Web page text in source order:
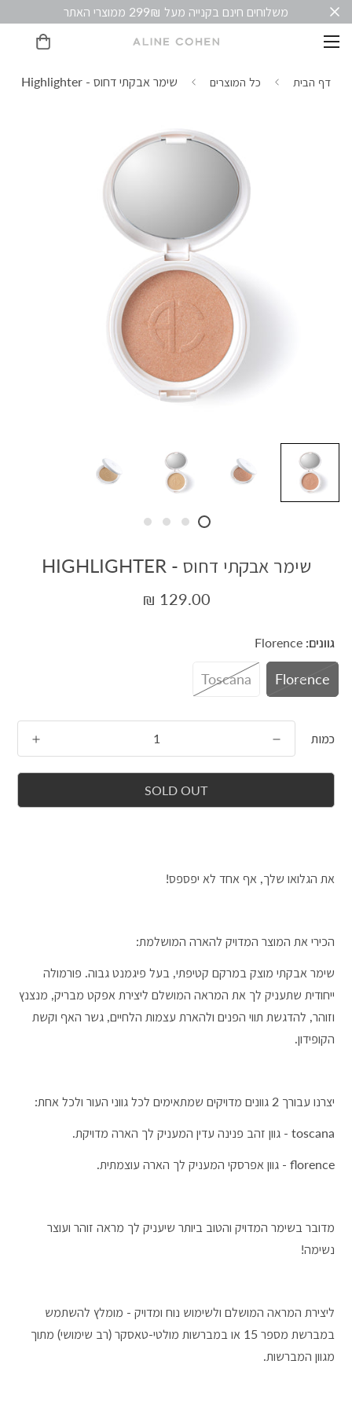
דף הבית כל המוצרים שימר אבקתי דחוס - Highlighter
שימר אבקתי דחוס - HIGHLIGHTER
129.00 ₪
גוונים: Florence
Florence
Toscana
כמות
SOLD OUT
את הגלואו שלך, אף אחד לא יפספס!
הכירי את המוצר המדויק להארה המושלמת:
שימר אבקתי מוצק במרקם קטיפתי, בעל פיגמנט גבוה. פורמולה
ייחודית שתעניק לך את המראה המושלם ליצירת אפקט מבריק, מנצנץ
וזוהר, להדגשת תווי הפנים ולהארת עצמות הלחיים, גשר האף וקשת
הקופידון.
יצרנו עבורך 2 גוונים מדויקים שמתאימים לכל גווני העור ולכל אחת:
toscana - גוון זהב פנינה עדין המעניק לך הארה מדויקת.
florence - גוון אפרסקי המעניק לך הארה עוצמתית.
מדובר בשימר המדויק והטוב ביותר שיעניק לך מראה זוהר ועוצר
נשימה!
ליצירת המראה המושלם ולשימוש נוח ומדויק - מומלץ להשתמש
במברשת מספר 15 או במברשות מולטי-טאסקר (רב שימושי) מתוך
מגוון המברשות.